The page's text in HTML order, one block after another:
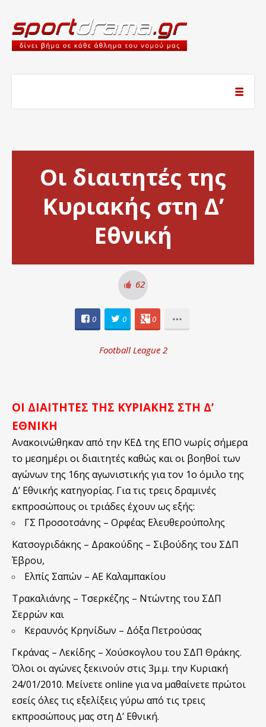
Οι διαιτητές της
Κυριακής στη Δ’
Εθνική
62
0 0 0
Football League 2
ΟΙ ΔΙΑΙΤΗΤΕΣ ΤΗΣ ΚΥΡΙΑΚΗΣ ΣΤΗ Δ’
ΕΘΝΙΚΗ
Ανακοινώθηκαν από την ΚΕΔ της ΕΠΟ νωρίς σήμερα
το μεσημέρι οι διαιτητές καθώς και οι βοηθοί των
αγώνων της 16ης αγωνιστικής για τον 1ο όμιλο της
Δ’ Εθνικής κατηγορίας. Για τις τρεις δραμινές
εκπροσώπους οι τριάδες έχουν ως εξής:
ΓΣ Προσοτσάνης – Ορφέας Ελευθερούπολης
Κατσογριδάκης – Δρακούδης – Σιβούδης του ΣΔΠ
Έβρου,
Ελπίς Σαπών – ΑΕ Καλαμπακίου
Τρακαλιάνης – Τσερκέζης – Ντώντης του ΣΔΠ
Σερρών και
Κεραυνός Κρηνίδων – Δόξα Πετρούσας
Γκράνας – Λεκίδης – Χούσκογλου του ΣΔΠ Θράκης.
Όλοι οι αγώνες ξεκινούν στις 3μ.μ. την Κυριακή
24/01/2010. Μείνετε online για να μαθαίνετε πρώτοι
εσείς όλες τις εξελίξεις γύρω από τις τρεις
εκπροσώπους μας στη Δ’ Εθνική.